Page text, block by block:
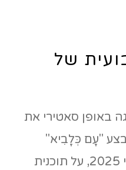
של
באופן סאטירי את
"עָם כְּלָבִיא"
הישראלי, שנערך ב-13 ביוני 2025, על תוכנית